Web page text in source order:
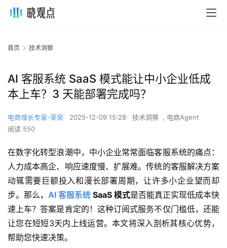
首页 技术洞察
AI 客服系统 SaaS 模式能让中小企业低成
本上车？3 天能部署完成吗？
电商增长专家-荣荣 2025-12-09 15:28 技术洞察 , 电商Agent
阅读 550
在数字化转型浪潮中，中小企业常常面临客服系统的痛点：
人力成本高企、响应速度慢、扩展难。传统的客服解决方案
动辄需要巨额投入和漫长部署周期，让许多小企业望而却
步。那么， AI 客服系统 SaaS 模式是否能真正实现低成本快
速上车？答案是肯定的！这种订阅式服务不仅门槛低，还能
让您在短短3天内上线运营。本文将深入剖析其核心优势，
帮助您快速决策。